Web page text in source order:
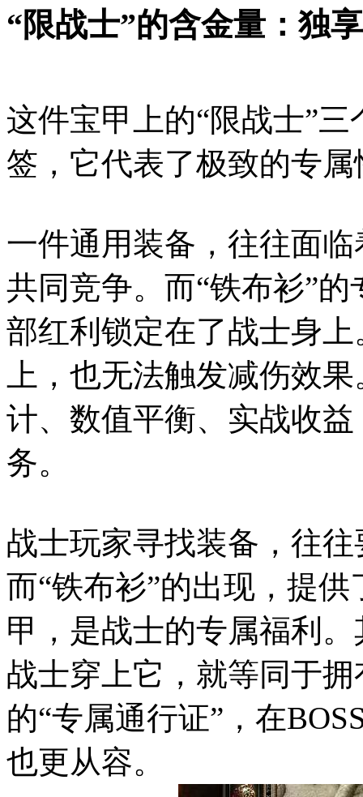
“限战士”的含金量：独
这件宝甲上的“限战士”
签，它代表了极致的专
一件通用装备，往往面
共同竞争。而“铁布衫”
部红利锁定在了战士身
上，也无法触发减伤效
计、数值平衡、实战收
务。
战士玩家寻找装备，往
而“铁布衫”的出现，提
甲，是战士的专属福利
战士穿上它，就等同于
的“专属通行证”，在
也更从容。